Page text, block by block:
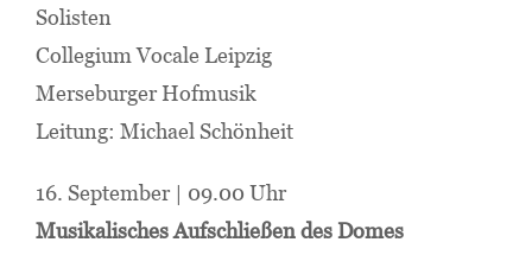
Solisten
Collegium Vocale Leipzig
Merseburger Hofmusik
Leitung: Michael Schönheit
16. September | 09.00 Uhr
Musikalisches Aufschließen des Domes